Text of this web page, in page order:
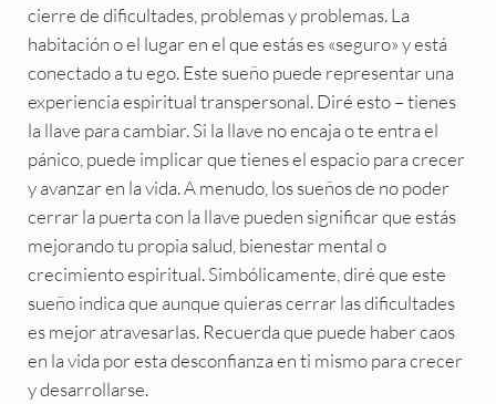
cierre de dificultades, problemas y problemas. La
habitación o el lugar en el que estás es «seguro» y está
conectado a tu ego. Este sueño puede representar una
experiencia espiritual transpersonal. Diré esto – tienes
la llave para cambiar. Si la llave no encaja o te entra el
pánico, puede implicar que tienes el espacio para crecer
y avanzar en la vida. A menudo, los sueños de no poder
cerrar la puerta con la llave pueden significar que estás
mejorando tu propia salud, bienestar mental o
crecimiento espiritual. Simbólicamente, diré que este
sueño indica que aunque quieras cerrar las dificultades
es mejor atravesarlas. Recuerda que puede haber caos
en la vida por esta desconfianza en ti mismo para crecer
y desarrollarse.